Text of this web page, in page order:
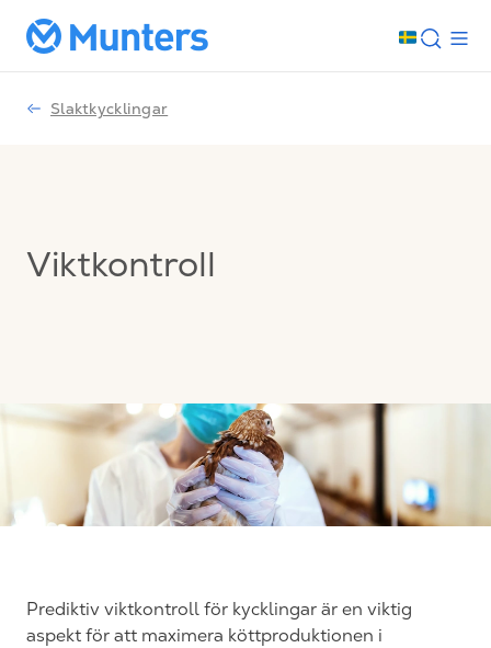
Slaktkycklingar
Viktkontroll
Prediktiv viktkontroll för kycklingar är en viktig
aspekt för att maximera köttproduktionen i